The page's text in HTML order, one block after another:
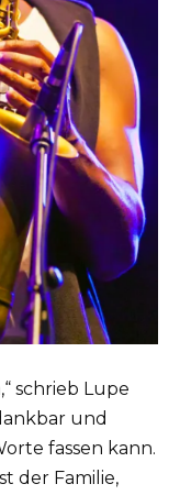
schrieb Lupe
und
fassen kann.
der Familie,